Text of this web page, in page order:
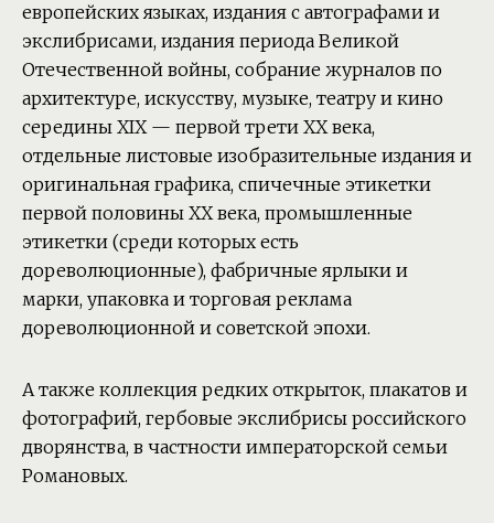
европейских языках, издания с автографами и
экслибрисами, издания периода Великой
Отечественной войны, собрание журналов по
архитектуре, искусству, музыке, театру и кино
середины XIX — первой трети XX века,
отдельные листовые изобразительные издания и
оригинальная графика, спичечные этикетки
первой половины ХХ века, промышленные
этикетки (среди которых есть
дореволюционные), фабричные ярлыки и
марки, упаковка и торговая реклама
дореволюционной и советской эпохи.
А также коллекция редких открыток, плакатов и
фотографий, гербовые экслибрисы российского
дворянства, в частности императорской семьи
Романовых.